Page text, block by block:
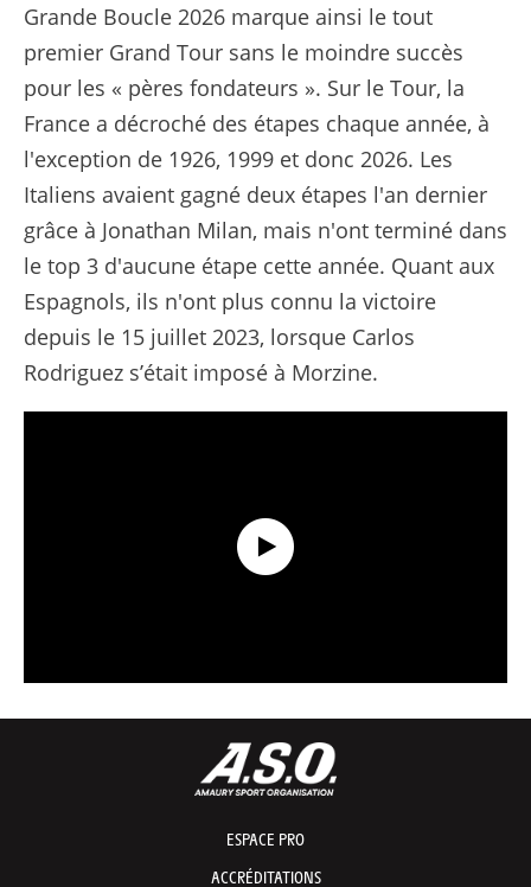
Grande Boucle 2026 marque ainsi le tout
premier Grand Tour sans le moindre succès
pour les « pères fondateurs ». Sur le Tour, la
France a décroché des étapes chaque année, à
l'exception de 1926, 1999 et donc 2026. Les
Italiens avaient gagné deux étapes l'an dernier
grâce à Jonathan Milan, mais n'ont terminé dans
le top 3 d'aucune étape cette année. Quant aux
Espagnols, ils n'ont plus connu la victoire
depuis le 15 juillet 2023, lorsque Carlos
Rodriguez s’était imposé à Morzine.
ESPACE PRO
ACCRÉDITATIONS